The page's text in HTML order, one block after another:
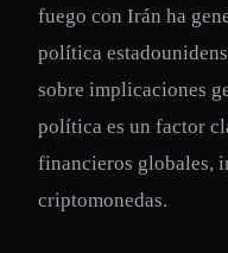
fuego con Irán ha
política
sobre implicaciones
política es un factor
financieros globales,
criptomonedas.